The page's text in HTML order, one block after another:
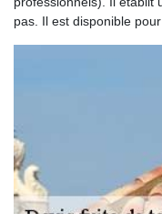
pas. Il est disponible